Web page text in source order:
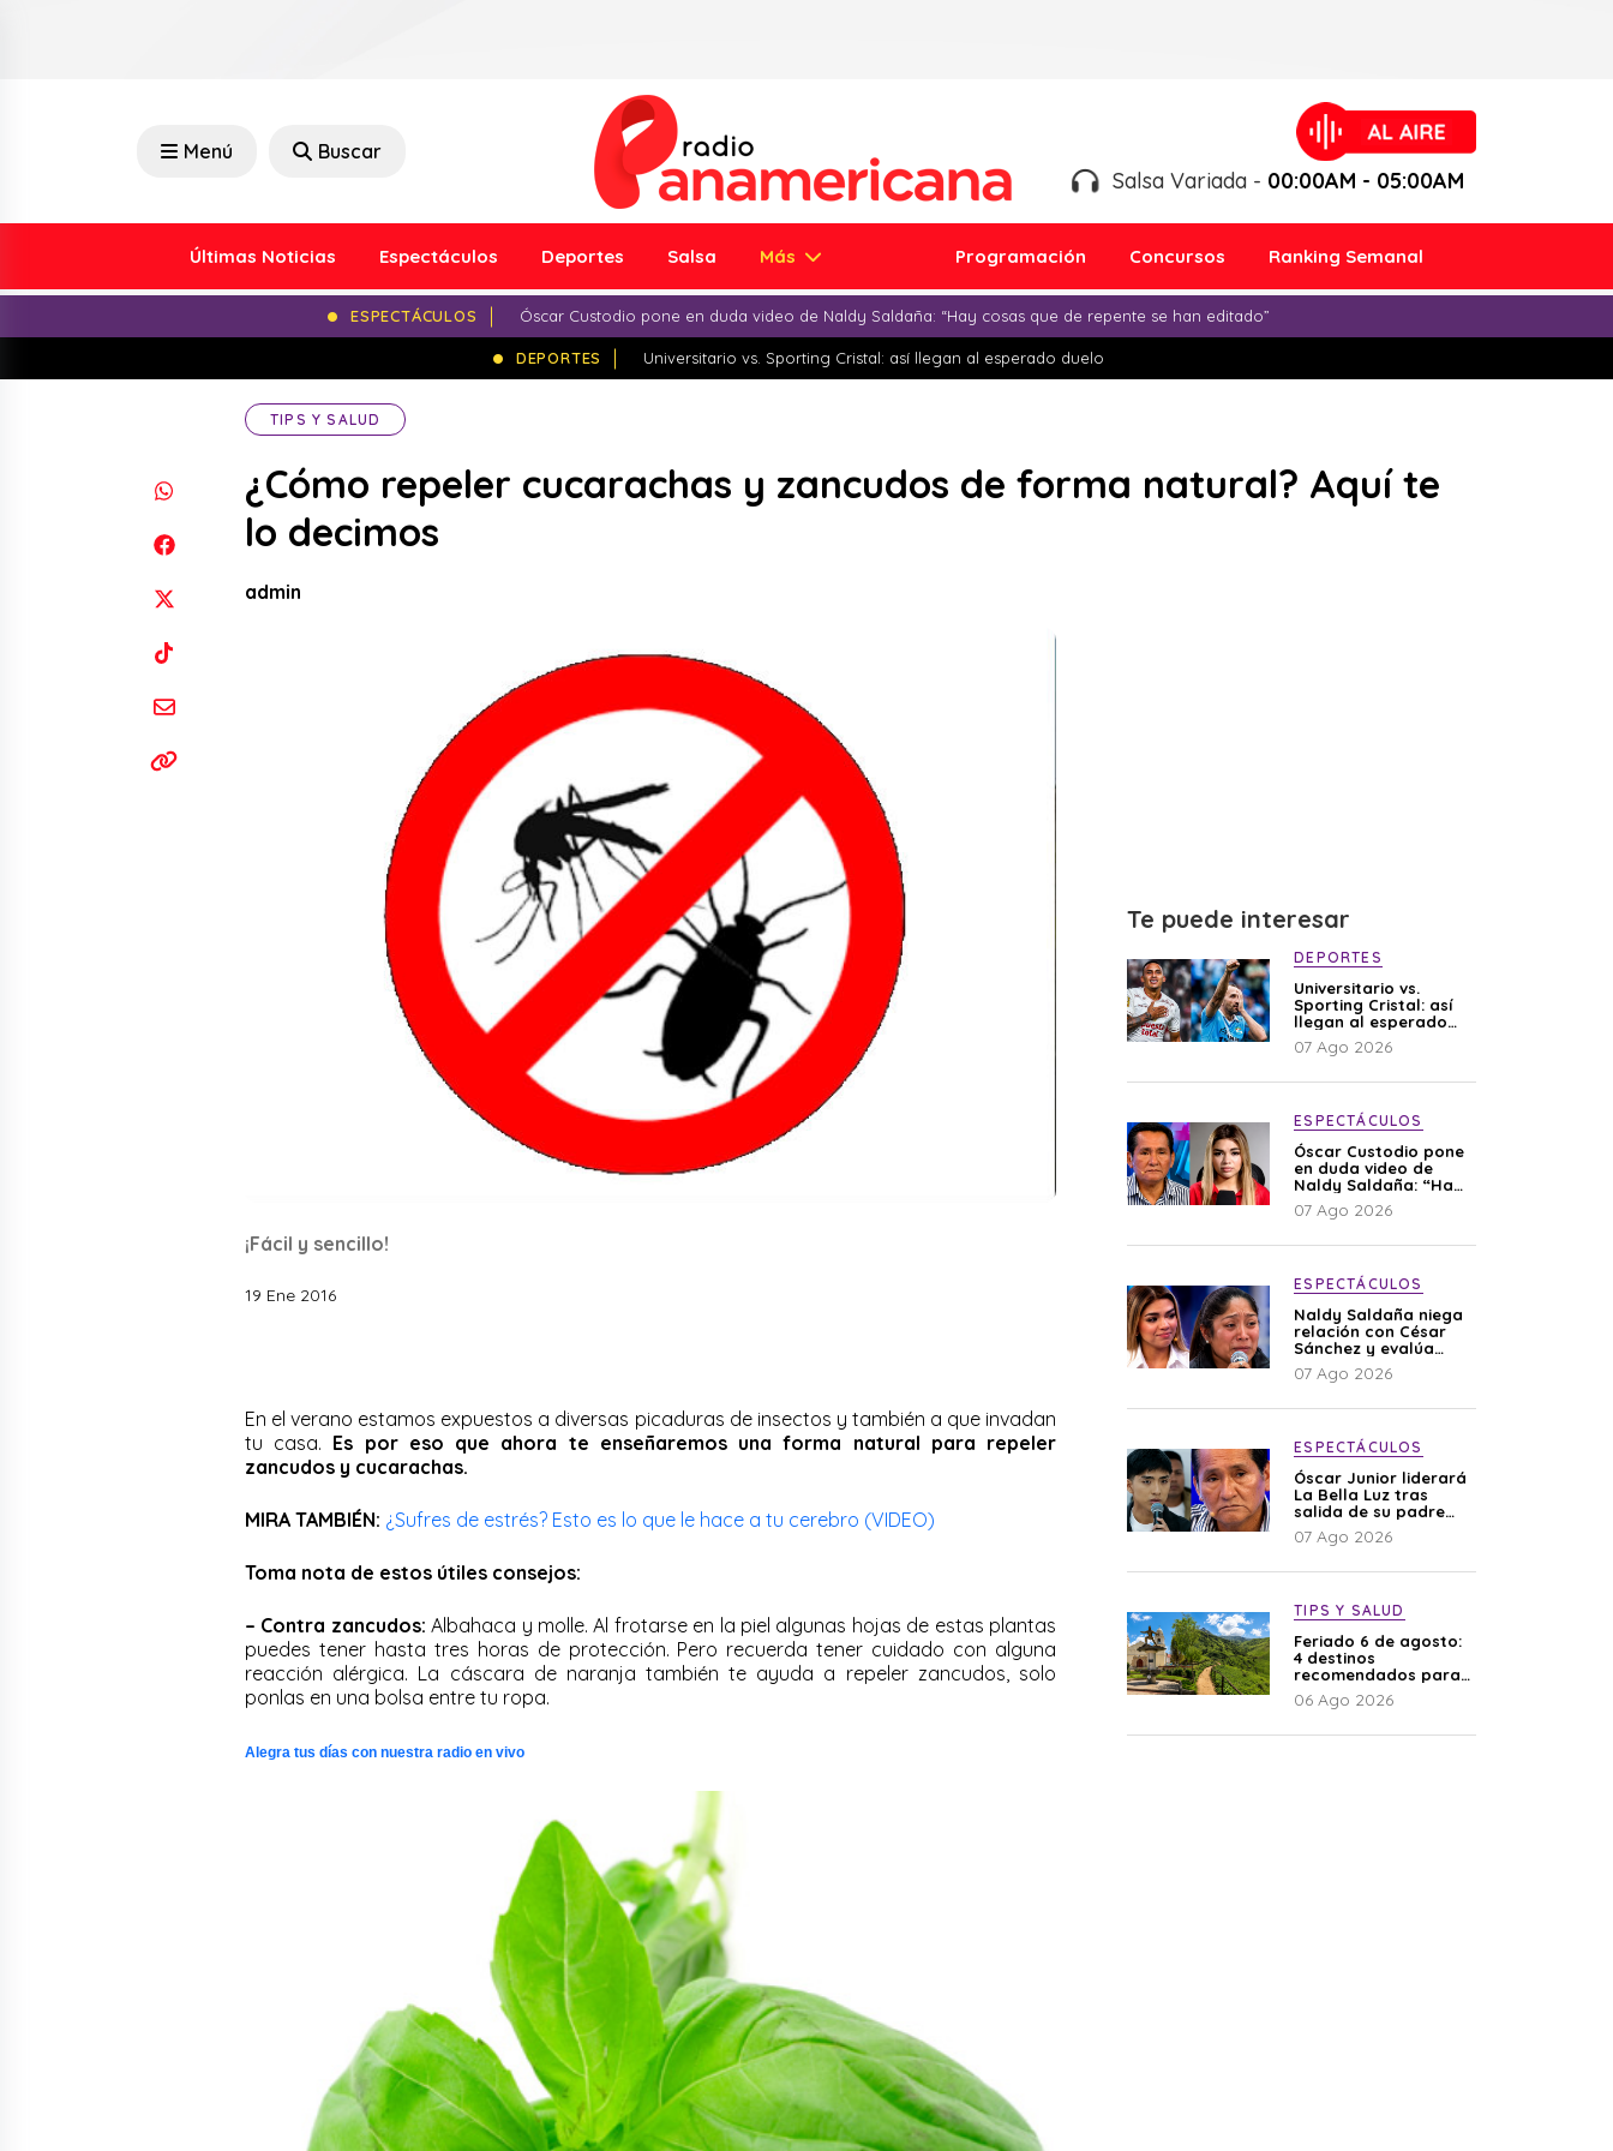
Menú Buscar
Salsa Variada - 00:00AM - 05:00AM
Últimas Noticias Espectáculos Deportes Salsa Más Programación Concursos Ranking Semanal
ESPECTÁCULOS Óscar Custodio pone en duda video de Naldy Saldaña: “Hay cosas que de repente se han editado”
DEPORTES Universitario vs. Sporting Cristal: así llegan al esperado duelo
TIPS Y SALUD
¿Cómo repeler cucarachas y zancudos de forma natural? Aquí te
lo decimos
admin
¡Fácil y sencillo!
19 Ene 2016
En el verano estamos expuestos a diversas picaduras de insectos y también a que invadan
tu casa. Es por eso que ahora te enseñaremos una forma natural para repeler
zancudos y cucarachas.
MIRA TAMBIÉN: ¿Sufres de estrés? Esto es lo que le hace a tu cerebro (VIDEO)
Toma nota de estos útiles consejos:
– Contra zancudos: Albahaca y molle. Al frotarse en la piel algunas hojas de estas plantas
puedes tener hasta tres horas de protección. Pero recuerda tener cuidado con alguna
reacción alérgica. La cáscara de naranja también te ayuda a repeler zancudos, solo
ponlas en una bolsa entre tu ropa.
Alegra tus días con nuestra radio en vivo
Te puede interesar
DEPORTES
Universitario vs.
Sporting Cristal: así
llegan al esperado
duelo
07 Ago 2026
ESPECTÁCULOS
Óscar Custodio pone
en duda video de
Naldy Saldaña: “Hay
cosas que de repente
se han editado”
07 Ago 2026
ESPECTÁCULOS
Naldy Saldaña niega
relación con César
Sánchez y evalúa
denunciar a su
esposa: “Es una
07 Ago 2026
ESPECTÁCULOS
Óscar Junior liderará
La Bella Luz tras
salida de su padre
por polémica con
Naldy Saldaña
07 Ago 2026
TIPS Y SALUD
Feriado 6 de agosto:
4 destinos
recomendados para
disfrutar el descanso
06 Ago 2026